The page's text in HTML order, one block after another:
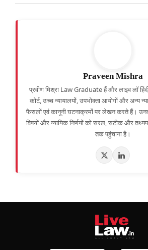
Praveen Mishra
प्रवीण मिश्रा Law Graduate हैं और लाइव लॉ
कोर्ट, उच्च न्यायालयों, उपभोक्ता आयोगों और अन्य
फैसलों एवं कानूनी घटनाक्रमों पर लेखन करते हैं।
विषयों और न्यायिक निर्णयों को सरल, सटीक और
तक पहुंचाना है।